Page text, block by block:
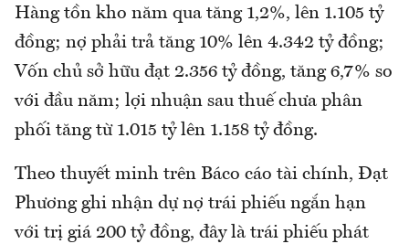
Hàng tồn kho năm qua tăng 1,2%, lên 1.105 tỷ
đồng; nợ phải trả tăng 10% lên 4.342 tỷ đồng;
Vốn chủ sở hữu đạt 2.356 tỷ đồng, tăng 6,7% so
với đầu năm; lợi nhuận sau thuế chưa phân
phối tăng từ 1.015 tỷ lên 1.158 tỷ đồng.
Theo thuyết minh trên Báco cáo tài chính, Đạt
Phương ghi nhận dự nợ trái phiếu ngắn hạn
với trị giá 200 tỷ đồng, đây là trái phiếu phát